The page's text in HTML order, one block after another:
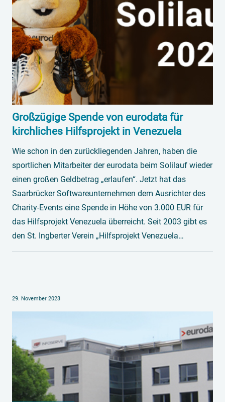
Großzügige Spende von eurodata für
kirchliches Hilfsprojekt in Venezuela
Wie schon in den zurückliegenden Jahren, haben die
sportlichen Mitarbeiter der eurodata beim Solilauf wieder
einen großen Geldbetrag „erlaufen“. Jetzt hat das
Saarbrücker Softwareunternehmen dem Ausrichter des
Charity-Events eine Spende in Höhe von 3.000 EUR für
das Hilfsprojekt Venezuela überreicht. Seit 2003 gibt es
den St. Ingberter Verein „Hilfsprojekt Venezuela…
29. November 2023